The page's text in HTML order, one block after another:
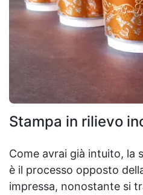
Stampa in rilievo
Come avrai già intuito, la
è il processo opposto
impressa, nonostante si